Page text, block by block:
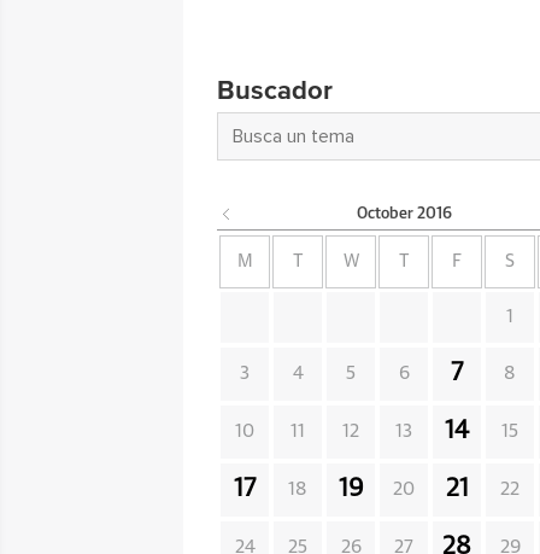
Buscador
October 2016
M W F S
1
3 4 5 6 7 8
10 11 12 13 14 15
17 18 19 20 21 22
24 25 26 27 28 29